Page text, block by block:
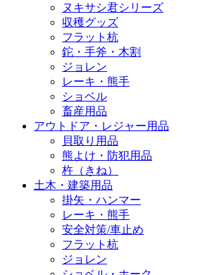
ヌキサシ君シリーズ
収穫グッズ
フラット杭
鉈・手斧・木割
ジョレン
レーキ・熊手
ショベル
畜産用品
アウトドア・レジャー用品
貝取り用品
熊よけ・防犯用品
杵（きね）
土木・建築用品
掛矢・ハンマー
レーキ・熊手
安全対策/車止め
フラット杭
ジョレン